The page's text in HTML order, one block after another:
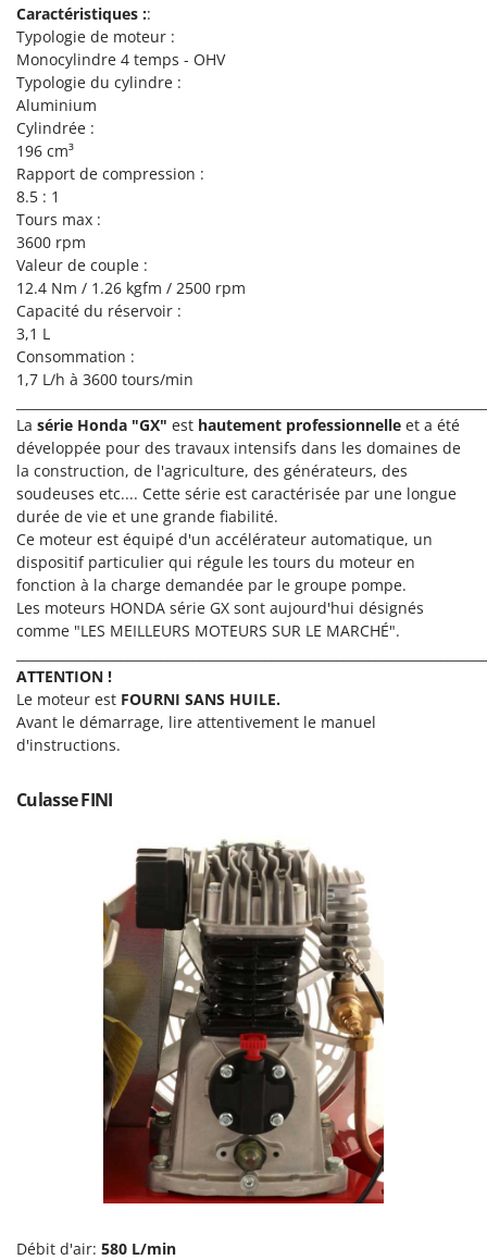
Pulvérisateurs
Pulvérisateurs portés
R
Rafraîchisseurs d'air par évaporation
Rampes de chargement en aluminium
Râpes à fromage électriques
Remplisseuses
Robots nettoyeurs de piscine
Robots Tondeuses
Rouleaux pour tracteur
S
Scies à os
Scies à Ruban
Scies alternatives à batterie
Scies de jardin télescopiques
Sécateurs électriques à batterie
Sécateurs et Échenilloirs manuels
Sécateurs pneumatiques
Semoirs et Épandeurs d'engrais
Socs pour tracteur
Souffleurs aspirateurs pour Feuilles
Soufreuses - Poudreuses à dos
Soufreuses - Poudreuses pour tracteur
Taille-haies
Taille-haies à bras pour tracteur
Tarières
Tondeuses à Gazon
Tondeuses autoportées
Tondeuses débroussailleuses thermiques
Trancheuses
Trancheuses de sol
Transpalettes
Treuils de débardage
Tronçonneuses
V
Vêtements de Sécurité
GRIFO
GVS
GYS
H
Hailo
Helvi
Henx
HiKOKI
Honda
I
Il-Tec
Imperia
Infaco
Intec
Intex
Italyco
ITM
J JOLLY ITALIA
K
KAAZ
Karcher
Kemper
KitchenAid
Lampacrescia - MGM
Landxcape
LAR Casalinghi
Linea VZ
Lotusgrill
M
M.A.I.BO.
Caractéristiques ::
Typologie de moteur :
Monocylindre 4 temps - OHV
Typologie du cylindre :
Aluminium
Cylindrée :
196 cm³
Rapport de compression :
8.5 : 1
Tours max :
3600 rpm
Valeur de couple :
12.4 Nm / 1.26 kgfm / 2500 rpm
Capacité du réservoir :
3,1 L
Consommation :
1,7 L/h à 3600 tours/min
La série Honda "GX" est hautement professionnelle et a été
développée pour des travaux intensifs dans les domaines de
la construction, de l'agriculture, des générateurs, des
soudeuses etc.... Cette série est caractérisée par une longue
durée de vie et une grande fiabilité.
Ce moteur est équipé d'un accélérateur automatique, un
dispositif particulier qui régule les tours du moteur en
fonction à la charge demandée par le groupe pompe.
Les moteurs HONDA série GX sont aujourd'hui désignés
comme "LES MEILLEURS MOTEURS SUR LE MARCHÉ".
ATTENTION !
Le moteur est FOURNI SANS HUILE.
Avant le démarrage, lire attentivement le manuel
d'instructions.
Culasse FINI
Débit d'air: 580 L/min